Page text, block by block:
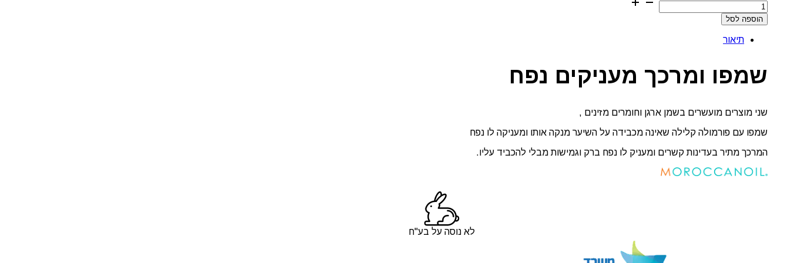
של
מארז
ומרכך
מרוקאי
MAROCCANOIL
הוספה לסל
תיאור
שמפו ומרכך מעניקים נפח
שני מוצרים מועשרים בשמן ארגן וחומרים מזינים ,
שמפו עם פורמולה קלילה שאינה מכבידה על השיער מנקה אותו ומעניקה לו נפח
המרכך מתיר בעדינות קשרים ומעניק לו נפח ברק וגמישות מבלי להכביד עליו.
לא נוסה על בע"ח